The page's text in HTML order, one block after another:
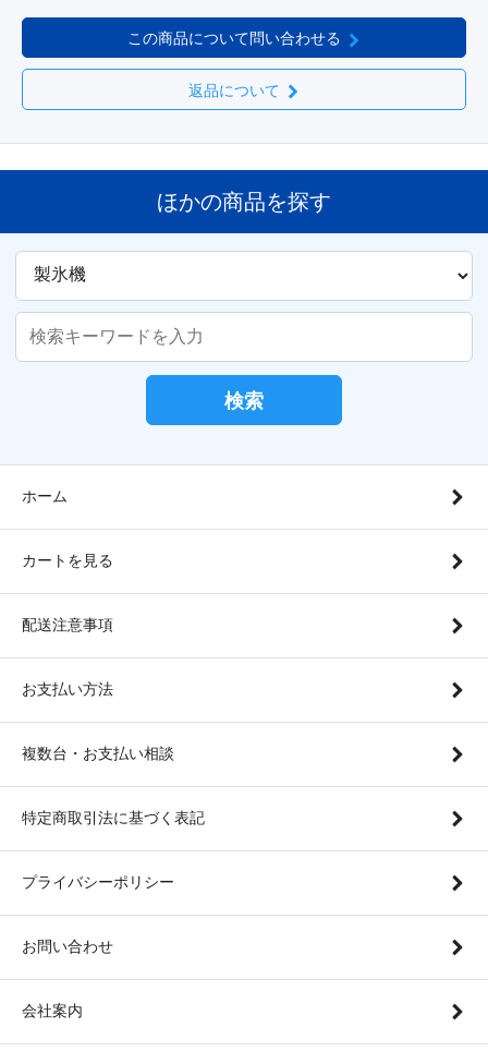
この商品について問い合わせる
返品について
ほかの商品を探す
検索
ホーム
カートを見る
配送注意事項
お支払い方法
複数台・お支払い相談
特定商取引法に基づく表記
プライバシーポリシー
お問い合わせ
会社案内